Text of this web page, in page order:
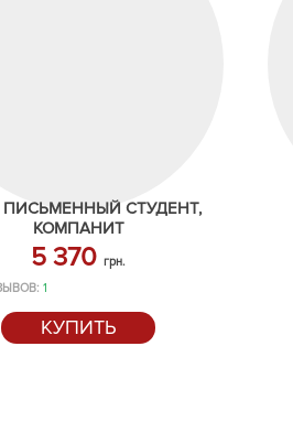
ПИСЬМЕННЫЙ СТУДЕНТ,
КОМПАНИТ
5 370 грн.
1
КУПИТЬ